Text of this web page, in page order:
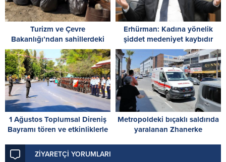
Turizm ve Çevre
Bakanlığı’ndan sahillerdeki
kirliliğe tepki: Sahillerde,
utandıran manzaralar!
Erhürman: Kadına yönelik
şiddet medeniyet kaybıdır
1 Ağustos Toplumsal Direniş
Bayramı tören ve etkinliklerle
Metropoldeki bıçaklı saldırıda
yaralanan Zhanerke
ZİYARETÇİ YORUMLARI